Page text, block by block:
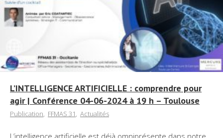
L’INTELLIGENCE ARTIFICIELLE : comprendre pour
agir | Conférence 04-06-2024 à 19 h – Toulouse
Publication, FFMAS 31, Actualités
L’intelligence artificielle est déjà omniprésente dans notre